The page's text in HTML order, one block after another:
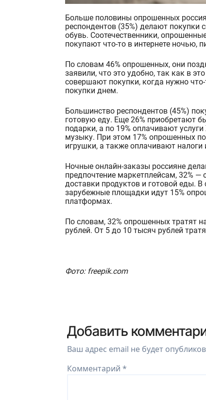
Больше половины опрошенных россиян (60%) занимаются онлайн-шопингом по ночам. Треть
респондентов (35%) делают покупки
обувь. Соотечественники,
покупают что-то в интернете ночью,
По словам 46% опрошенных, они
заявили, что это удобно, так как в
совершают покупки, когда нужно что-
покупки днем.
Большинство респондентов (45%)
готовую еду. Еще 26% приобретают
подарки, а по 19% оплачивают
музыку. При этом 17% опрошенных
игрушки, а также оплачивают
Ночные онлайн-заказы россияне
предпочтение маркетплейсам, 32%
доставки продуктов и готовой еды.
зарубежные площадки идут 15%
платформах.
По словам, 32% опрошенных тратят
рублей. От 5 до 10 тысяч рублей
Фото: freepik.com
Добавить
Ваш адрес email не будет
Комментарий *